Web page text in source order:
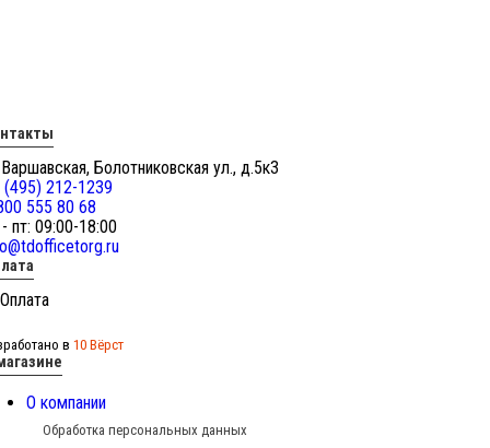
Болотниковская ул., д.5к3
(495) 212-1239
555 80 68
пт: 09:00-18:00
в 10 Вёрст
О компании
Обработка персональных данных